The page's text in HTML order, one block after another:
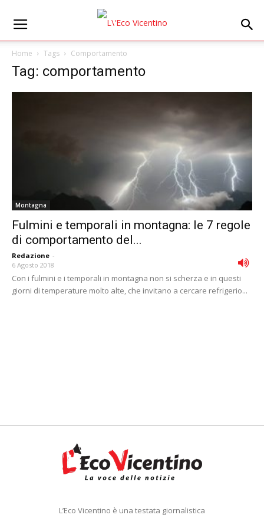
Home Tags Comportamento
Tag: comportamento
Montagna
Fulmini e temporali in montagna: le 7 regole
di comportamento del...
Redazione -
6 Agosto 2018
Con i fulmini e i temporali in montagna non si scherza e in questi
giorni di temperature molto alte, che invitano a cercare refrigerio...
L’Eco Vicentino è una testata giornalistica